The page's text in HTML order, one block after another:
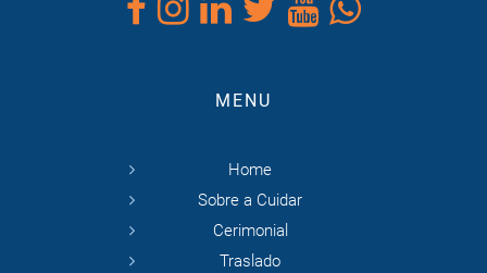
MENU
Home
Sobre a Cuidar
Cerimonial
Traslado